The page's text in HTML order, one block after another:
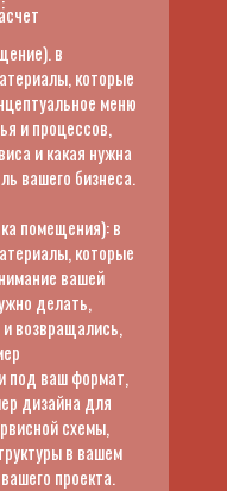
в
которые
меню
и процессов,
и какая нужна
вашего бизнеса.
помещения): в
которые
вашей
делать,
возвращались,
под ваш формат,
дизайна для
схемы,
в вашем
проекта.